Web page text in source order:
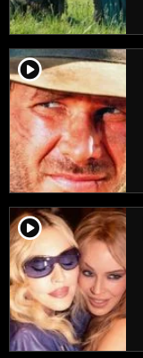
player2
player2